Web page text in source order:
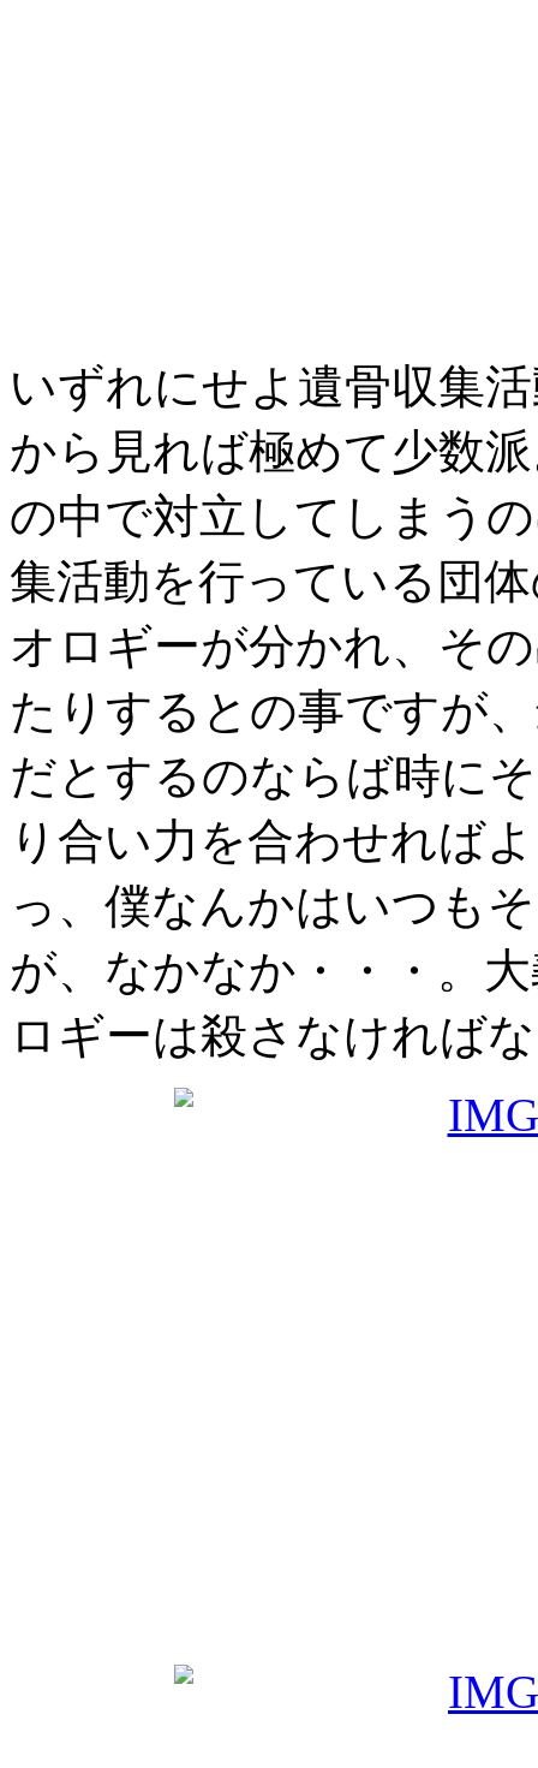
いずれにせよ遺骨収集
から見れば極めて少数
の中で対立してしまう
集活動を行っている団
オロギーが分かれ、そ
たりするとの事ですが
だとするのならば時に
り合い力を合わせれば
っ、僕なんかはいつも
が、なかなか・・・。
ロギーは殺さなければ